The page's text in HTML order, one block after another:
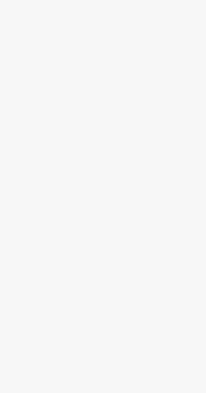
Auth Server, "snr" -
Acco Server, "snr" -
with